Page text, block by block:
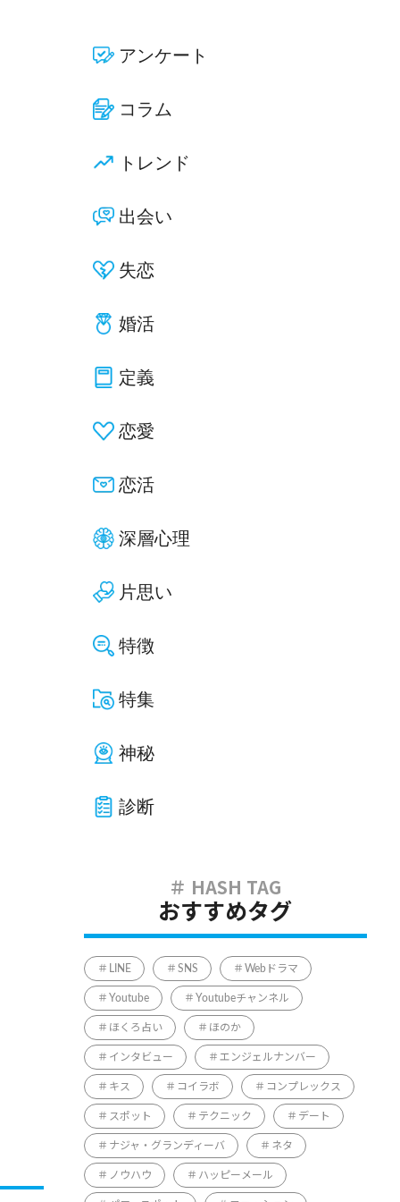
アンケート
コラム
トレンド
出会い
失恋
婚活
定義
恋愛
恋活
深層心理
片思い
特徴
特集
神秘
診断
おすすめタグ
LINE SNS Webドラマ
Youtube Youtubeチャンネル
ほくろ占い ほのか
インタビュー エンジェルナンバー
キス コイラボ コンプレックス
スポット テクニック デート
ナジャ・グランディーバ ネタ
ノウハウ ハッピーメール